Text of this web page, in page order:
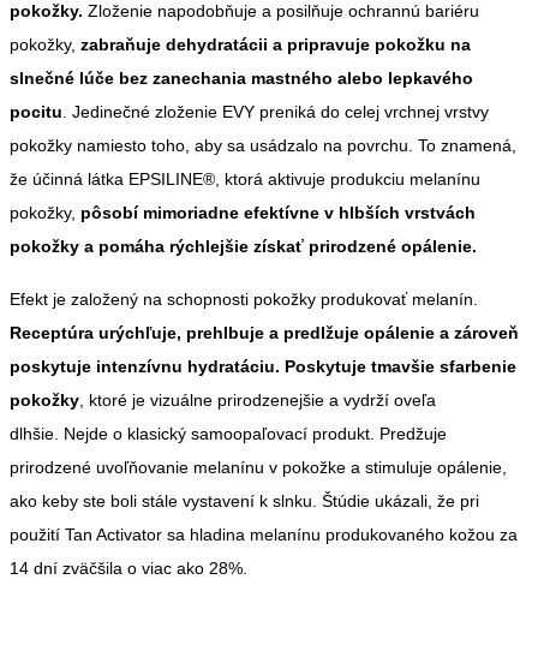
pokožky. Zloženie napodobňuje a posilňuje ochrannú bariéru
pokožky, zabraňuje dehydratácii a pripravuje pokožku na
slnečné lúče bez zanechania mastného alebo lepkavého
pocitu . Jedinečné zloženie EVY preniká do celej vrchnej vrstvy
pokožky namiesto toho, aby sa usádzalo na povrchu. To znamená,
že účinná látka EPSILINE®, ktorá aktivuje produkciu melanínu
pokožky, pôsobí mimoriadne efektívne v hlbších vrstvách
pokožky a pomáha rýchlejšie získať prirodzené opálenie.
Efekt je založený na schopnosti pokožky produkovať melanín.
Receptúra ​​urýchľuje, prehlbuje a predlžuje opálenie a zároveň
poskytuje intenzívnu hydratáciu. Poskytuje tmavšie sfarbenie
pokožky , ktoré je vizuálne prirodzenejšie a vydrží oveľa
dlhšie. Nejde o klasický samoopaľovací produkt. Predžuje
prirodzené uvoľňovanie melanínu v pokožke a stimuluje opálenie,
ako keby ste boli stále vystavení k slnku. Štúdie ukázali, že pri
použití Tan Activator sa hladina melanínu produkovaného kožou za
14 dní zväčšila o viac ako 28%.